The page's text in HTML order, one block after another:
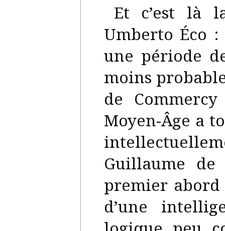
Et c’est là
Umberto Éco
une période
moins
de
Moyen-Âge a
Guillaume
premier
d’une